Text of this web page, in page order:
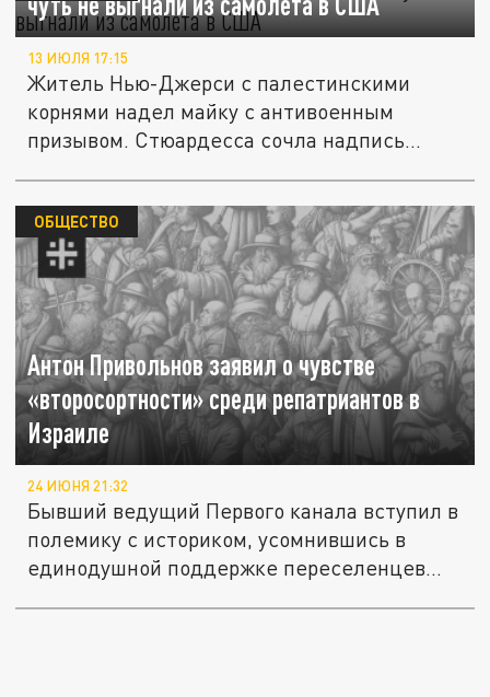
13 ИЮЛЯ 17:15
Житель Нью-Джерси с палестинскими
корнями надел майку с антивоенным
призывом. Стюардесса сочла надпись...
Антон Привольнов заявил о чувстве
«второсортности» среди репатриантов в
Израиле
ОБЩЕСТВО
24 ИЮНЯ 21:32
Бывший ведущий Первого канала вступил в
полемику с историком, усомнившись в
единодушной поддержке переселенцев...